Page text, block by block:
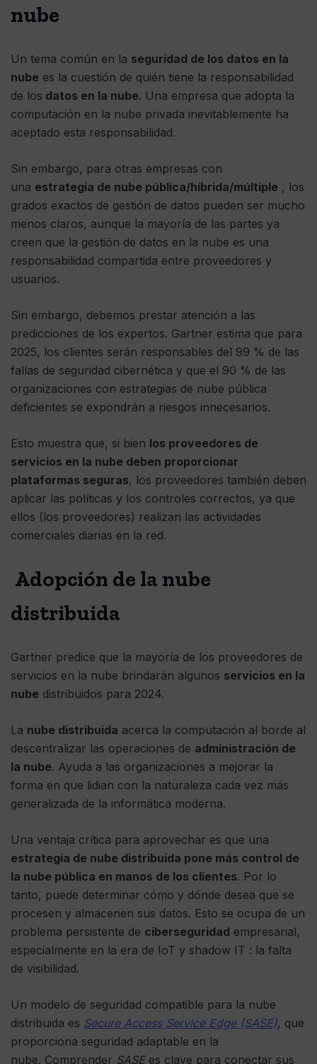
nube
Un tema común en la seguridad de los datos en la
nube es la cuestión de quién tiene la responsabilidad
de los datos en la nube. Una empresa que adopta la
computación en la nube privada inevitablemente ha
aceptado esta responsabilidad.
Sin embargo, para otras empresas con
una estrategia de nube pública/híbrida/múltiple , los
grados exactos de gestión de datos pueden ser mucho
menos claros, aunque la mayoría de las partes ya
creen que la gestión de datos en la nube es una
responsabilidad compartida entre proveedores y
usuarios.
Sin embargo, debemos prestar atención a las
predicciones de los expertos. Gartner estima que para
2025, los clientes serán responsables del 99 % de las
fallas de seguridad cibernética y que el 90 % de las
organizaciones con estrategias de nube pública
deficientes se expondrán a riesgos innecesarios.
Esto muestra que, si bien los proveedores de
servicios en la nube deben proporcionar
plataformas seguras, los proveedores también deben
aplicar las políticas y los controles correctos, ya que
ellos (los proveedores) realizan las actividades
comerciales diarias en la red.
Adopción de la nube
distribuida
Gartner predice que la mayoría de los proveedores de
servicios en la nube brindarán algunos servicios en la
nube distribuidos para 2024.
La nube distribuida acerca la computación al borde al
descentralizar las operaciones de administración de
la nube. Ayuda a las organizaciones a mejorar la
forma en que lidian con la naturaleza cada vez más
generalizada de la informática moderna.
Una ventaja crítica para aprovechar es que una
estrategia de nube distribuida pone más control de
la nube pública en manos de los clientes. Por lo
tanto, puede determinar cómo y dónde desea que se
procesen y almacenen sus datos. Esto se ocupa de un
problema persistente de ciberseguridad empresarial,
especialmente en la era de IoT y shadow IT : la falta
de visibilidad.
Un modelo de seguridad compatible para la nube
distribuida es Secure Access Service Edge (SASE), que
proporciona seguridad adaptable en la
nube. Comprender SASE es clave para conectar sus